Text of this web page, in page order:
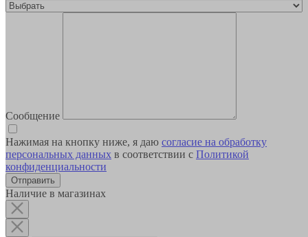
Сообщение
Нажимая на кнопку ниже, я даю согласие на обработку
персональных данных в соответствии с Политикой
конфиденциальности
Наличие в магазинах